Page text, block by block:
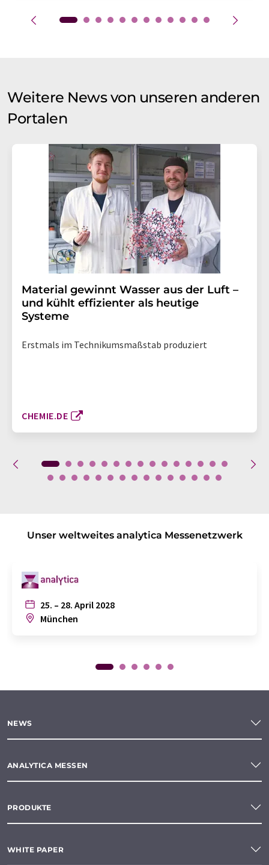
Weitere News von unseren anderen
Portalen
Material gewinnt Wasser aus der Luft –
und kühlt effizienter als heutige
Systeme
Erstmals im Technikumsmaßstab produziert
CHEMIE.DE
Unser weltweites analytica Messenetzwerk
25. – 28. April 2028
München
NEWS
ANALYTICA MESSEN
PRODUKTE
WHITE PAPER